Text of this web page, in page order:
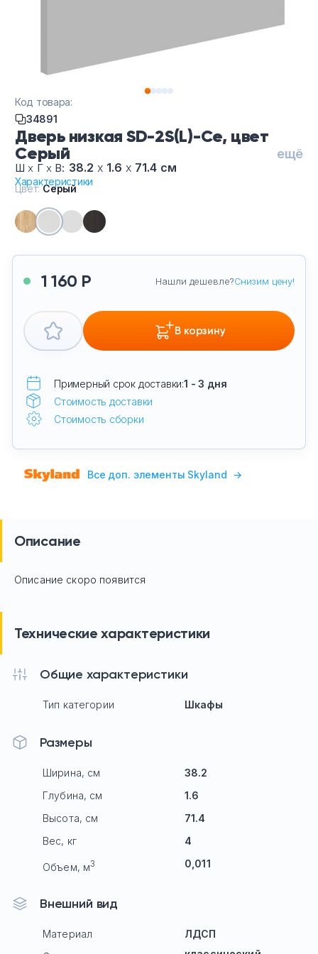
Дверь низкая SD-2S(L)-Се, цвет
Серый
ещё
Ш х Г х В: 38.2 х 1.6 х 71.4 см
Характеристики
Код товара:
34891
1 160 Р Нашли дешевле?Снизим цену!
В корзину
Примерный срок доставки:1 - 3 дня
Стоимость доставки
Стоимость сборки
Цвет:Серый
Все доп. элементы Skyland →
Описание
Описание скоро появится
Технические характеристики
Общие характеристики
Тип категории Шкафы
Размеры
Ширина, см
38.2
Глубина, см
1.6
Высота, см
71.4
Вес, кг
4
Объем, м3 0,011
Внешний вид
Материал
ЛДСП